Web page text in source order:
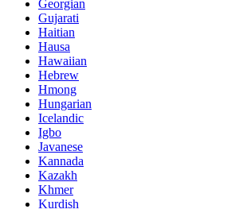
Georgian
Gujarati
Haitian
Hausa
Hawaiian
Hebrew
Hmong
Hungarian
Icelandic
Igbo
Javanese
Kannada
Kazakh
Khmer
Kurdish